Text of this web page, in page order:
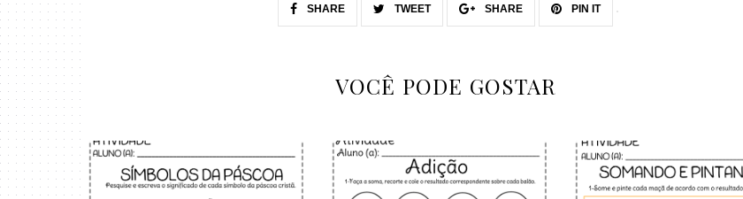
SHARE TWEET SHARE PIN IT
VOCÊ PODE GOSTAR